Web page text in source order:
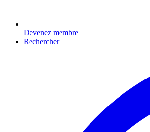
Devenez membre
Rechercher